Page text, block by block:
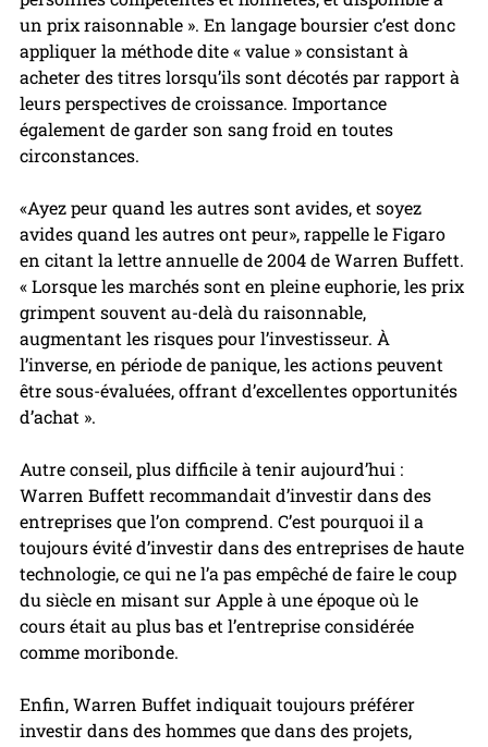
un prix raisonnable ». En langage boursier c’est donc
appliquer la méthode dite « value » consistant à
acheter des titres lorsqu’ils sont décotés par rapport à
leurs perspectives de croissance. Importance
également de garder son sang froid en toutes
circonstances.
«Ayez peur quand les autres sont avides, et soyez
avides quand les autres ont peur», rappelle le Figaro
en citant la lettre annuelle de 2004 de Warren Buffett.
« Lorsque les marchés sont en pleine euphorie, les prix
grimpent souvent au-delà du raisonnable,
augmentant les risques pour l’investisseur. À
l’inverse, en période de panique, les actions peuvent
être sous-évaluées, offrant d’excellentes opportunités
d’achat ».
Autre conseil, plus difficile à tenir aujourd’hui :
Warren Buffett recommandait d’investir dans des
entreprises que l’on comprend. C’est pourquoi il a
toujours évité d’investir dans des entreprises de haute
technologie, ce qui ne l’a pas empêché de faire le coup
du siècle en misant sur Apple à une époque où le
cours était au plus bas et l’entreprise considérée
comme moribonde.
Enfin, Warren Buffet indiquait toujours préférer
investir dans des hommes que dans des projets,